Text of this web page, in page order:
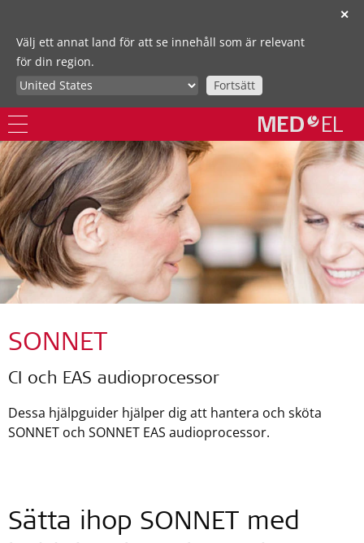
✕
Välj ett annat land för att se innehåll som är relevant
för din region.
Fortsätt
SONNET
CI och EAS audioprocessor
Dessa hjälpguider hjälper dig att hantera och sköta
SONNET och SONNET EAS audioprocessor.
Sätta ihop SONNET med